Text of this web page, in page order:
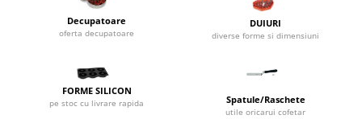
Geometrice
Sarbatori
Patiserie,Pizza
Mixere planetare
Decupatoare
oferta decupatoare
DUIURI
diverse forme si dimensiuni
FORME SILICON
pe stoc cu livrare rapida Spatule/Raschete
utile oricarui cofetar